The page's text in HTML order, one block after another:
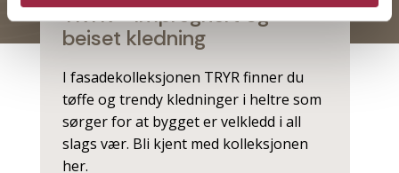
TRYR - Impregnert og
beiset kledning
I fasadekolleksjonen TRYR finner du
tøffe og trendy kledninger i heltre som
sørger for at bygget er velkledd i all
slags vær. Bli kjent med kolleksjonen
her.